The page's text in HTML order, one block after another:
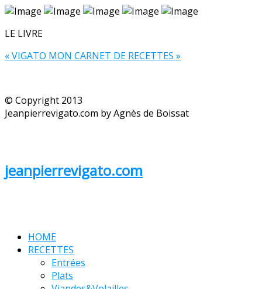
LE LIVRE
« VIGATO MON CARNET DE RECETTES »
© Copyright 2013
Jeanpierrevigato.com by Agnès de Boissat
jeanpierrevigato.com
HOME
RECETTES
Entrées
Plats